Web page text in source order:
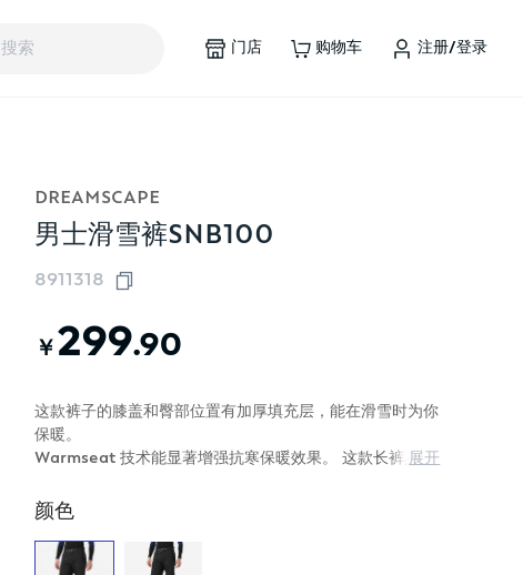
搜索 门店 购物车 注册/登录
DREAMSCAPE
男士滑雪裤SNB100
8911318
￥299.90
这款裤子的膝盖和臀部位置有加厚填充层，能在滑雪时为你
保暖。
Warmseat 技术能显著增强抗寒保暖效果。 这款长裤具有
展开
颜色